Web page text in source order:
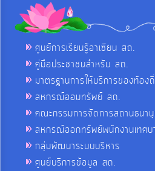
ศูนย์การเรียนรู้อาเซียน สถ.
คู่มือประชาชนสำหรับ สถ.
มาตรฐานการให้บริการของท้อง
สหกรณ์ออมทรัพย์ สถ.
คณะกรรมการจัดการสถานธนา
สหกรณ์ออกทรัพย์พนักงานเทศบ
กลุ่มพัฒนาระบบบริหาร
ศูนย์บริการข้อมูล สถ.